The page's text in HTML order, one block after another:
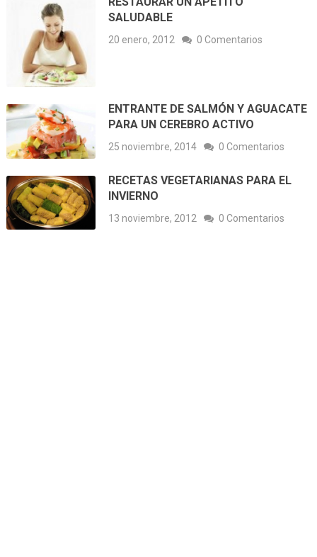
SALUDABLE
20 enero, 2012 0 Comentarios
ENTRANTE DE SALMÓN Y AGUACATE
PARA UN CEREBRO ACTIVO
25 noviembre, 2014 0 Comentarios
RECETAS VEGETARIANAS PARA EL
INVIERNO
13 noviembre, 2012 0 Comentarios